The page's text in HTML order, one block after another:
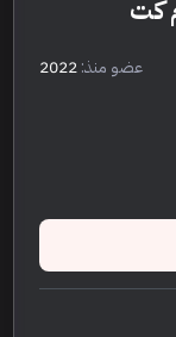
عضو منذ:2022